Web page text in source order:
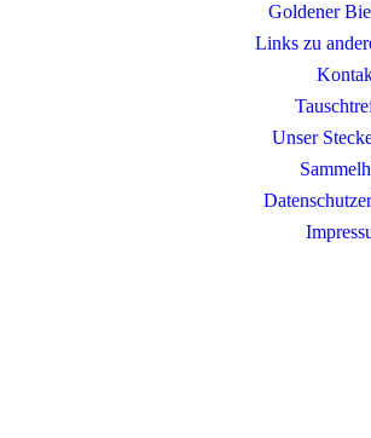
Goldener
Links zu
Unser